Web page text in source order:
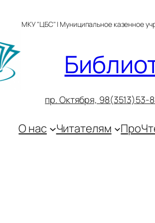
МКУ "ЦБС" | Муниципальное казенное
пр. Октября, 98(3513)53-
О нас Читателям